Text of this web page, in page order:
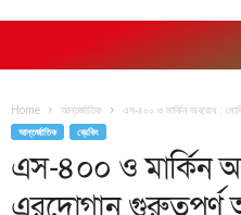
Home আন্তর্জাতিক এস-৪০০ ও মার্কিন অবরোধ :
আন্তর্জাতিক ব্রেকিং
এস-৪০০ ও মার্কিন